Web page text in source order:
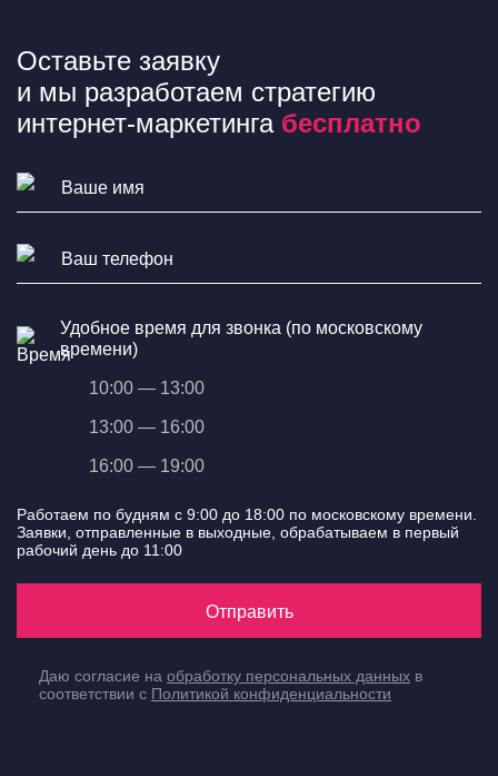
Оставьте заявку
и мы разработаем стратегию
интернет-маркетинга бесплатно
Удобное время для звонка (по московскому
времени)
10:00 — 13:00
13:00 — 16:00
16:00 — 19:00
Работаем по будням с 9:00 до 18:00 по московскому времени.
Заявки, отправленные в выходные, обрабатываем в первый
рабочий день до 11:00
Отправить
Даю согласие на обработку персональных данных в
соответствии с Политикой конфиденциальности